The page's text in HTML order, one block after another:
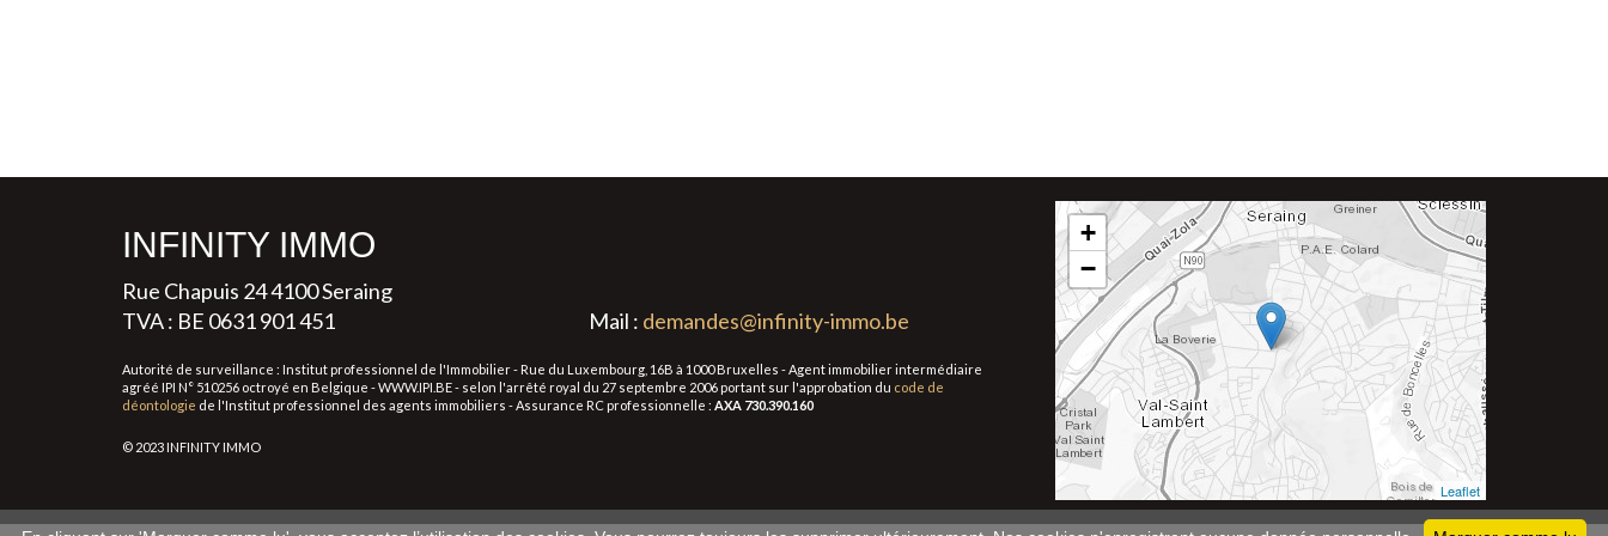
INFINITY IMMO
Rue Chapuis 24 4100 Seraing
TVA : BE 0631 901 451
Mail : demandes@infinity-immo.be
Autorité de surveillance : Institut professionnel de l'Immobilier - Rue du Luxembourg, 16B à 1000 Bruxelles - Agent immobilier intermédiaire
agréé IPI N° 510256 octroyé en Belgique - WWW.IPI.BE - selon l'arrêté royal du 27 septembre 2006 portant sur l'approbation du code de
déontologie de l'Institut professionnel des agents immobiliers - Assurance RC professionnelle : AXA 730.390.160
© 2023 INFINITY IMMO
+
−
Leaflet